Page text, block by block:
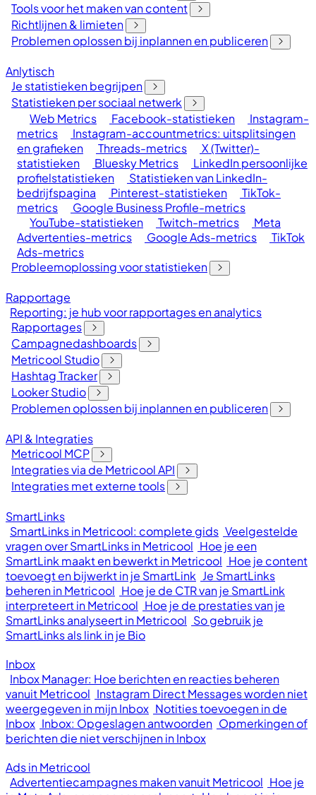
Tools voor het maken van content
Richtlijnen & limieten
Problemen oplossen bij inplannen en publiceren
Anlytisch
Je statistieken begrijpen
Statistieken per sociaal netwerk
Web Metrics
Facebook-statistieken
Instagram-
metrics
Instagram-accountmetrics: uitsplitsingen
en grafieken
Threads-metrics
X (Twitter)-
statistieken
Bluesky Metrics
LinkedIn persoonlijke
profielstatistieken
Statistieken van LinkedIn-
bedrijfspagina
Pinterest-statistieken
TikTok-
metrics
Google Business Profile-metrics
YouTube-statistieken
Twitch-metrics
Meta
Advertenties-metrics
Google Ads-metrics
TikTok
Ads-metrics
Probleemoplossing voor statistieken
Rapportage
Reporting: je hub voor rapportages en analytics
Rapportages
Campagnedashboards
Metricool Studio
Hashtag Tracker
Looker Studio
Problemen oplossen bij inplannen en publiceren
API & Integraties
Metricool MCP
Integraties via de Metricool API
Integraties met externe tools
SmartLinks
SmartLinks in Metricool: complete gids Veelgestelde
vragen over SmartLinks in Metricool Hoe je een
SmartLink maakt en bewerkt in Metricool Hoe je content
toevoegt en bijwerkt in je SmartLink Je SmartLinks
beheren in Metricool Hoe je de CTR van je SmartLink
interpreteert in Metricool Hoe je de prestaties van je
SmartLinks analyseert in Metricool So gebruik je
SmartLinks als link in je Bio
Inbox
Inbox Manager: Hoe berichten en reacties beheren
vanuit Metricool Instagram Direct Messages worden niet
weergegeven in mijn Inbox Notities toevoegen in de
Inbox Inbox: Opgeslagen antwoorden Opmerkingen of
berichten die niet verschijnen in Inbox
Ads in Metricool
Advertentiecampagnes maken vanuit Metricool Hoe je